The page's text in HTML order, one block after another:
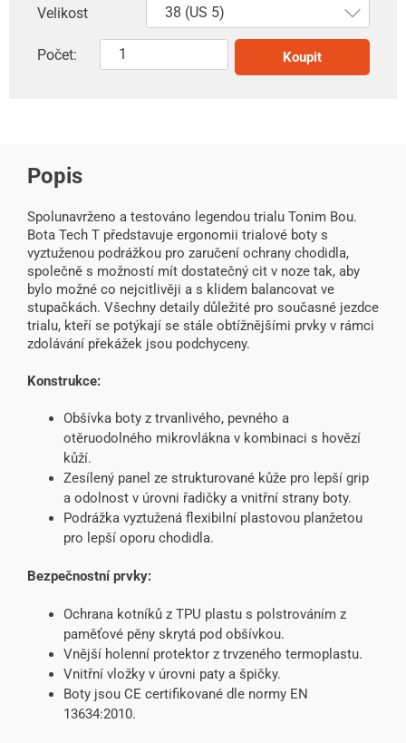
Velikost
Počet: Koupit
Popis
Spolunavrženo a testováno legendou trialu Tonim Bou.
Bota Tech T představuje ergonomii trialové boty s
vyztuženou podrážkou pro zaručení ochrany chodidla,
společně s možností mít dostatečný cit v noze tak, aby
bylo možné co nejcitlivěji a s klidem balancovat ve
stupačkách. Všechny detaily důležité pro současné jezdce
trialu, kteří se potýkají se stále obtížnějšími prvky v rámci
zdolávání překážek jsou podchyceny.
Konstrukce:
Obšívka boty z trvanlivého, pevného a
otěruodolného mikrovlákna v kombinaci s hovězí
kůží.
Zesílený panel ze strukturované kůže pro lepší grip
a odolnost v úrovni řadičky a vnitřní strany boty.
Podrážka vyztužená flexibilní plastovou planžetou
pro lepší oporu chodidla.
Bezpečnostní prvky:
Ochrana kotníků z TPU plastu s polstrováním z
paměťové pěny skrytá pod obšívkou.
Vnější holenní protektor z trvzeného termoplastu.
Vnitřní vložky v úrovni paty a špičky.
Boty jsou CE certifikované dle normy EN
13634:2010.